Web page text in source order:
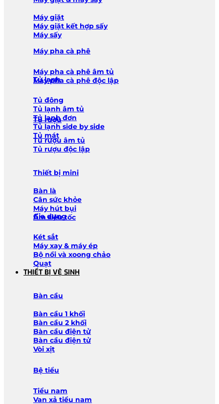
Máy giặt
Máy giặt kết hợp sấy
Máy sấy
Máy pha cà phê
Máy pha cà phê âm tủ
Máy pha cà phê độc lập
Tủ lạnh
Tủ đông
Tủ lạnh âm tủ
Tủ lạnh đơn
Tủ lạnh side by side
Tủ mát
Tủ rượu
Tủ rượu âm tủ
Tủ rượu độc lập
Thiết bị mini
Bàn là
Cân sức khỏe
Máy hút bụi
Ấm siêu tốc
Gia dụng
Két sắt
Máy xay & máy ép
Bộ nồi và xoong chảo
Quạt
THIẾT BỊ VỆ SINH
Bàn cầu
Bàn cầu 1 khối
Bàn cầu 2 khối
Bàn cầu điện tử
Bàn cầu điện tử
Vòi xịt
Bệ tiểu
Tiểu nam
Van xả tiểu nam